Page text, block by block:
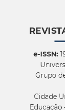
e-ISSN:
Grupo
Cidade
Educação